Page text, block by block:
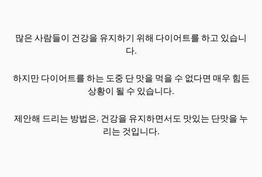
많은 사람들이 건강을 유지하기 위해 다이어트를 하고 있습니
다.
하지만 다이어트를 하는 도중 단 맛을 먹을 수 없다면 매우 힘든
상황이 될 수 있습니다.
제안해 드리는 방법은, 건강을 유지하면서도 맛있는 단맛을 누
리는 것입니다.